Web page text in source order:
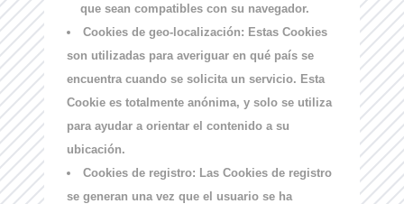
que sean compatibles con su navegador.
Cookies de geo-localización: Estas Cookies
son utilizadas para averiguar en qué país se
encuentra cuando se solicita un servicio. Esta
Cookie es totalmente anónima, y solo se utiliza
para ayudar a orientar el contenido a su
ubicación.
Cookies de registro: Las Cookies de registro
se generan una vez que el usuario se ha